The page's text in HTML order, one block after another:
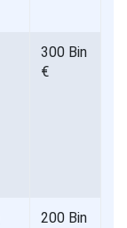
300 Bin
€
200 Bin